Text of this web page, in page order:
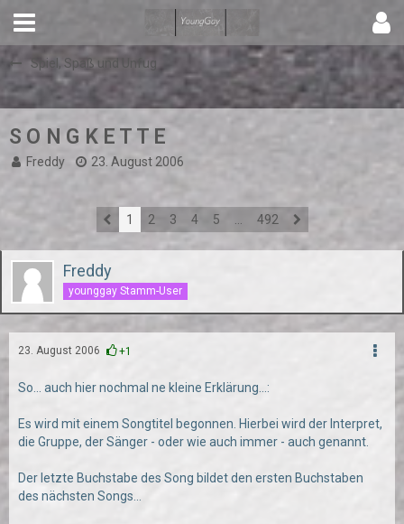
Spiel, Spaß und Unfug
S O N G K E T T E
Freddy 23. August 2006
1 2 3 4 5 492
Freddy
younggay Stamm-User
23. August 2006 +1
So... auch hier nochmal ne kleine Erklärung...:
Es wird mit einem Songtitel begonnen. Hierbei wird der Interpret,
die Gruppe, der Sänger - oder wie auch immer - auch genannt.
Der letzte Buchstabe des Song bildet den ersten Buchstaben
des nächsten Songs...